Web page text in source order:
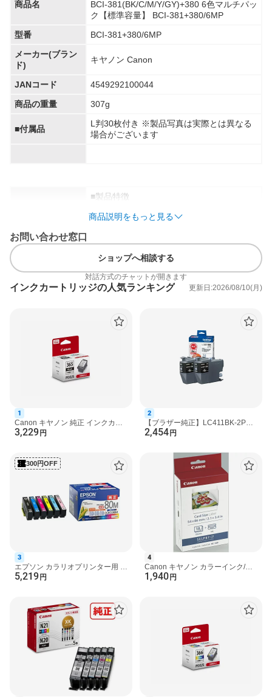
商品名
BCI-381(BK/C/M/Y/GY)+380 6色マルチパッ
ク【標準容量】 BCI-381+380/6MP
型番
BCI-381+380/6MP
メーカー(ブラン
ド)
キヤノン Canon
JANコード
4549292100044
商品の重量
307g
■付属品
L判30枚付き ※製品写真は実際とは異なる
場合がございます
■製品特徴
・安定した高画質プリントを実現
■タイプ
純正インク
■形状
6色(顔料ブラック、染料ブラック、シア
ン、マゼンタ、イエロー、グレー)
PIXUS TS8430, PIXUS TS8330, PIXUS
商品説明をもっと見る
お問い合わせ窓口
ショップへ相談する
対話方式のチャットが開きます
インクカートリッジの人気ランキング 更新日:2026/08/10(月)
1
Canon キヤノン 純正 インクカー
トリッジ BC-365XL ブラック【大
3,229 円
2
【ブラザー純正】LC411BK-2PK
インクカートリッジ ブラック 2個
2,454 円
300円OFF
3
エプソン カラリオプリンター用 イ
ンクカートリッジ（6色パック）/
5,219 円
4
Canon キヤノン カラーインク/ペ
ーパーセット KC-18IF （カードサ
1,940 円